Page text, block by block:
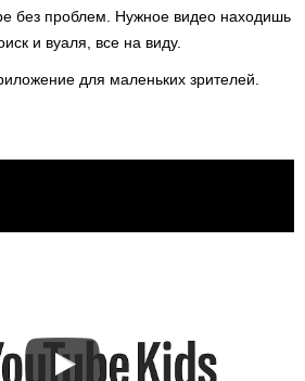
без проблем. Нужное видео находишь
и вуаля, все на виду.
для маленьких зрителей.